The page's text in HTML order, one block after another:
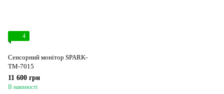
4
Сенсорний монітор SPARK-
TМ-7015
11 600 грн
В наявності